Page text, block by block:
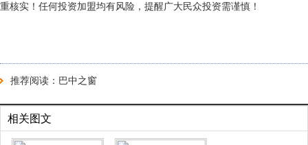
重核实！任何投资加盟均有风险，提醒广大民众投资需谨慎！
推荐阅读： 巴中之窗
相关图文